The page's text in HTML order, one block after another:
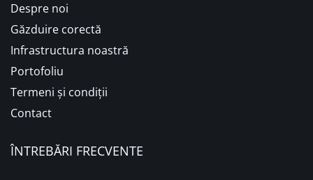
Despre noi
Găzduire corectă
Infrastructura noastră
Portofoliu
Termeni și condiții
Contact
ÎNTREBĂRI FRECVENTE